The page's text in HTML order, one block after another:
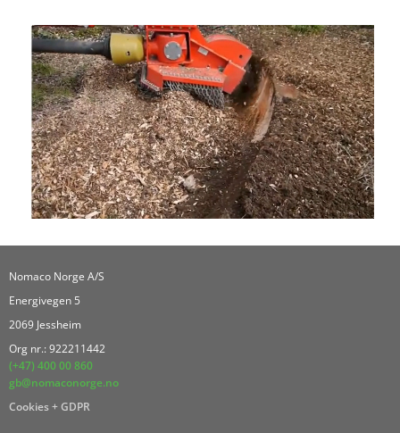
Nomaco Norge A/S
Energivegen 5
2069 Jessheim
Org nr.: 922211442
(+47) 400 00 860
gb@nomaconorge.no
Cookies + GDPR